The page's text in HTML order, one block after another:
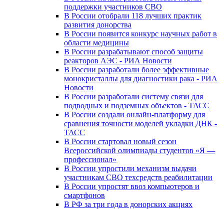
поддержки участников СВО
В России отобрали 118 лучших практик
развития донорства
В России появится конкурс научных работ в
области медицины
В России разрабатывают способ защиты
реакторов АЭС - РИА Новости
В России разработали более эффективные
монокристаллы для диагностики рака - РИА
Новости
В России разработали систему связи для
подводных и подземных объектов - ТАСС
В России создали онлайн-платформу для
сравнения точности моделей укладки ДНК -
ТАСС
В России стартовал новый сезон
Всероссийской олимпиады студентов «Я —
профессионал»
В России упростили механизм выдачи
участникам СВО техсредств реабилитации
В России упростят ввоз компьютеров и
смартфонов
В РФ за три года в донорских акциях